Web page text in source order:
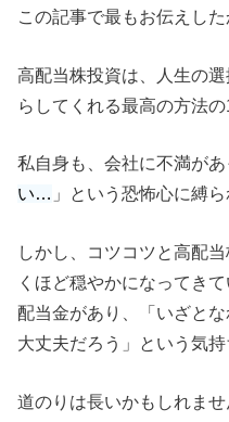
この記事で最もお伝えし
高配当株投資は、人生の
らしてくれる最高の方法
私自身も、会社に不満があ
い… 」という恐怖心に縛ら
しかし、コツコツと高配
くほど穏やかになってき
配当金があり、「いざと
大丈夫だろう」という気
道のりは長いかもしれま